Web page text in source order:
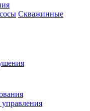
Скважинные